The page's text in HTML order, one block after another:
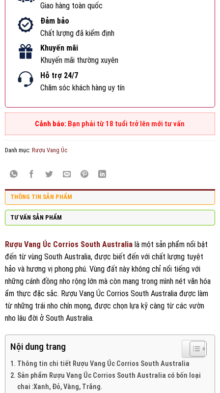
Giao hàng toàn quốc
Đảm bảo
Chất lượng đã kiểm định
Khuyến mãi
Khuyến mãi thường xuyên
Hỗ trợ 24/7
Chăm sóc khách hàng uy tín
Bạn phải từ 18 tuổi trở lên mới tư vấn
Danh mục: Rượu Vang Úc
THÔNG TIN SẢN PHẨM
TƯ VẤN SẢN PHẨM
Rượu Vang Úc Corrios South Australia là một sản phẩm nổi bật
đến từ vùng South Australia, được biết đến với chất lượng tuyệt
hảo và hương vị phong phú. Vùng đất này không chỉ nổi tiếng với
những cánh đồng nho rộng lớn mà còn mang trong mình nét văn hóa
ẩm thực đặc sắc. Rượu Vang Úc Corrios South Australia được làm
từ những trái nho chín mọng, được chọn lựa kỹ càng từ các vườn
nho lâu đời ở South Australia.
Nội dung trang
Thông tin chi tiết Rượu Vang Úc Corrios South Australia
Sản phẩm Rượu Vang Úc Corrios South Australia có bốn loại
chai :Xanh, Đỏ, Vàng, Trắng.